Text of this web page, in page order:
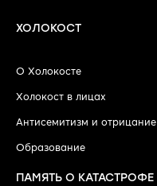
ХОЛОКОСТ
О Холокосте
Холокост в лицах
Антисемитизм и
Образование
ПАМЯТЬ О КАТАСТРОФЕ